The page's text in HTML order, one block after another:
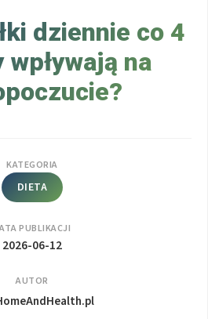
dziennie co 4
na
KATEGORIA
DIETA
PUBLIKACJI
2026-06-12
AUTOR